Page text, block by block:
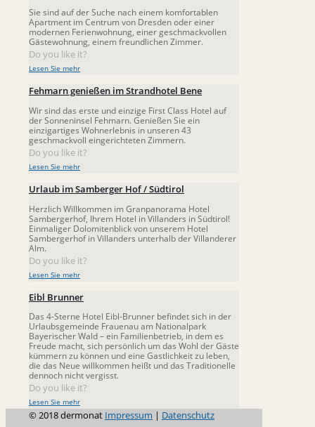
Sie sind auf der Suche nach einem komfortablen
Apartment im Centrum von Dresden oder einer
modernen Ferienwohnung, einer geschmackvollen
Gästewohnung, einem freundlichen Zimmer.
Do you like it?
Lesen Sie mehr
Fehmarn genießen im Strandhotel Bene
Wir sind das erste und einzige First Class Hotel auf
der Sonneninsel Fehmarn. Genießen Sie ein
einzigartiges Wohnerlebnis in unseren 43
geschmackvoll eingerichteten Zimmern.
Do you like it?
Lesen Sie mehr
Urlaub im Samberger Hof / Südtirol
Herzlich Willkommen im Granpanorama Hotel
Sambergerhof, Ihrem Hotel in Villanders in Südtirol!
Einmaliger Dolomitenblick von unserem Hotel
Sambergerhof in Villanders unterhalb der Villanderer
Alm.
Do you like it?
Lesen Sie mehr
Eibl Brunner
Das 4-Sterne Hotel Eibl-Brunner befindet sich in der
Urlaubsgemeinde Frauenau am Nationalpark
Bayerischer Wald – ein Familienbetrieb, in dem es
Freude macht, sich persönlich um das Wohl der Gäste
kümmern zu können und eine Gastlichkeit zu leben,
die das Neue willkommen heißt und das Traditionelle
dennoch nicht vergisst.
Do you like it?
Lesen Sie mehr
© 2018 dermonat Impressum | Datenschutz